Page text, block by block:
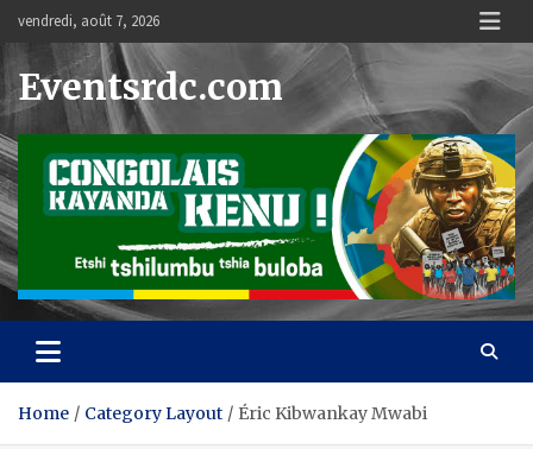
content
vendredi, août 7, 2026
Eventsrdc.com
Home Category Layout Éric Kibwankay Mwabi